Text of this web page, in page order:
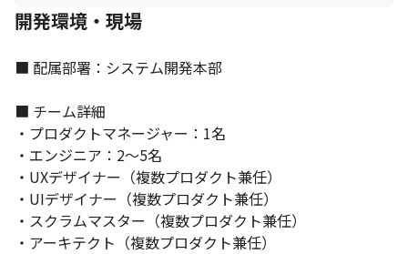
開発環境・現場
■ 配属部署：システム開発本部
■ チーム詳細
・プロダクトマネージャー：1名
・エンジニア：2～5名
・UXデザイナー（複数プロダクト兼任）
・UIデザイナー（複数プロダクト兼任）
・スクラムマスター（複数プロダクト兼任）
・アーキテクト（複数プロダクト兼任）